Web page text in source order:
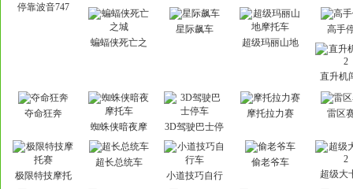
停靠波音747
蝙蝠侠死亡之
星际飙车
超级玛丽山地
高手
直升机
夺命狂奔
蜘蛛侠暗夜摩
3D驾驶巴士停
摩托拉力赛 雷区
极限特技摩托
超长总统车
小道技巧自行
偷老爷车
超级大